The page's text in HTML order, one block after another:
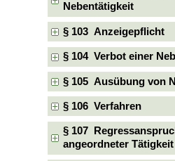
Nebentätigkeit
§ 103 Anzeigepflicht
§ 104 Verbot einer
§ 105 Ausübung von
§ 106 Verfahren
§ 107
angeordneter